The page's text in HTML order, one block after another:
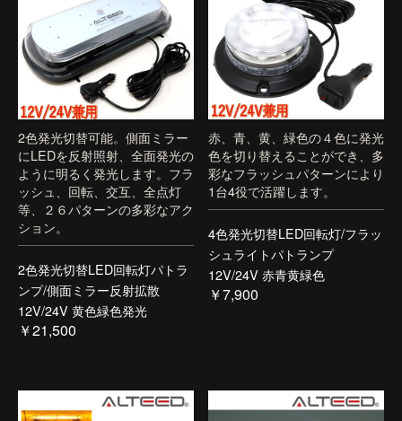
2色発光切替可能。側面ミラー
にLEDを反射照射、全面発光の
ように明るく発光します。フラ
ッシュ、回転、交互、全点灯
等、２６パターンの多彩なアク
ション。
2色発光切替LED回転灯パトラ
ンプ/側面ミラー反射拡散
12V/24V 黄色緑色発光
￥21,500
赤、青、黄、緑色の４色に発光
色を切り替えることができ、多
彩なフラッシュパターンにより
1台4役で活躍します。
4色発光切替LED回転灯/フラッ
シュライトパトランプ
12V/24V 赤青黄緑色
￥7,900